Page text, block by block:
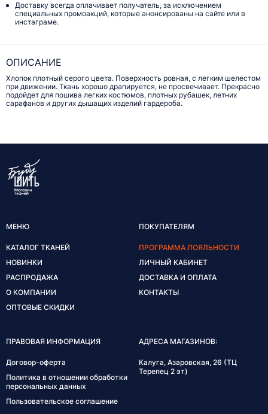
Доставку всегда оплачивает получатель, за исключением
специальных промоакций, которые анонсированы на сайте или в
инстаграме.
ОПИСАНИЕ
Хлопок плотный серого цвета. Поверхность ровная, с легким шелестом
при движении. Ткань хорошо драпируется, не просвечивает. Прекрасно
подойдет для пошива легких костюмов, плотных рубашек, летних
сарафанов и других дышащих изделий гардероба.
МЕНЮ
КАТАЛОГ ТКАНЕЙ
НОВИНКИ
РАСПРОДАЖА
О КОМПАНИИ
ОПТОВЫЕ СКИДКИ
ПОКУПАТЕЛЯМ
ПРОГРАММА ЛОЯЛЬНОСТИ
ЛИЧНЫЙ КАБИНЕТ
ДОСТАВКА И ОПЛАТА
КОНТАКТЫ
ПРАВОВАЯ ИНФОРМАЦИЯ
Договор-оферта
Политика в отношении обработки
персональных данных
Пользовательское соглашение
АДРЕСА МАГАЗИНОВ:
Калуга, Азаровская, 26 (ТЦ
Терепец 2 эт)